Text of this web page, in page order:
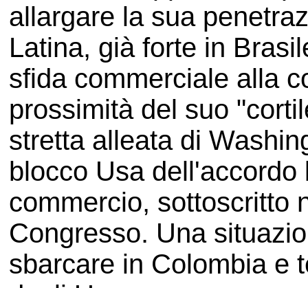
allargare la sua
Latina, già forte in
sfida commerciale alla
prossimità del suo
stretta alleata di
blocco Usa
commercio, sottoscritto
Congresso. Una
sbarcare in Colombia e